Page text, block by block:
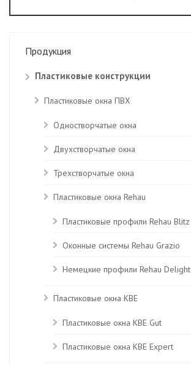
Продукция
Пластиковые конструкции
Пластиковые окна ПВХ
Одностворчатые окна
Двухстворчатые окна
Трехстворчатые окна
Пластиковые окна Rehau
Пластиковые профили Rehau Blitz
Оконные системы Rehau Grazio
Немецкие профили Rehau
Пластиковые окна KBE
Пластиковые окна КВЕ Gut
Пластиковые окна КВЕ Expert